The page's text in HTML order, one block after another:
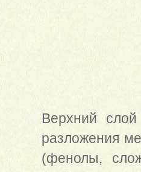
Верхний
разложения
(фенолы,